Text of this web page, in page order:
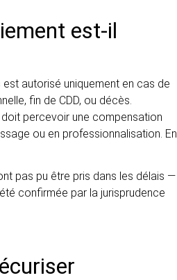
est-il
est autorisé uniquement en cas de
fin de CDD, ou décès.
percevoir une compensation
ou en professionnalisation. En
pas pu être pris dans les délais —
confirmée par la jurisprudence